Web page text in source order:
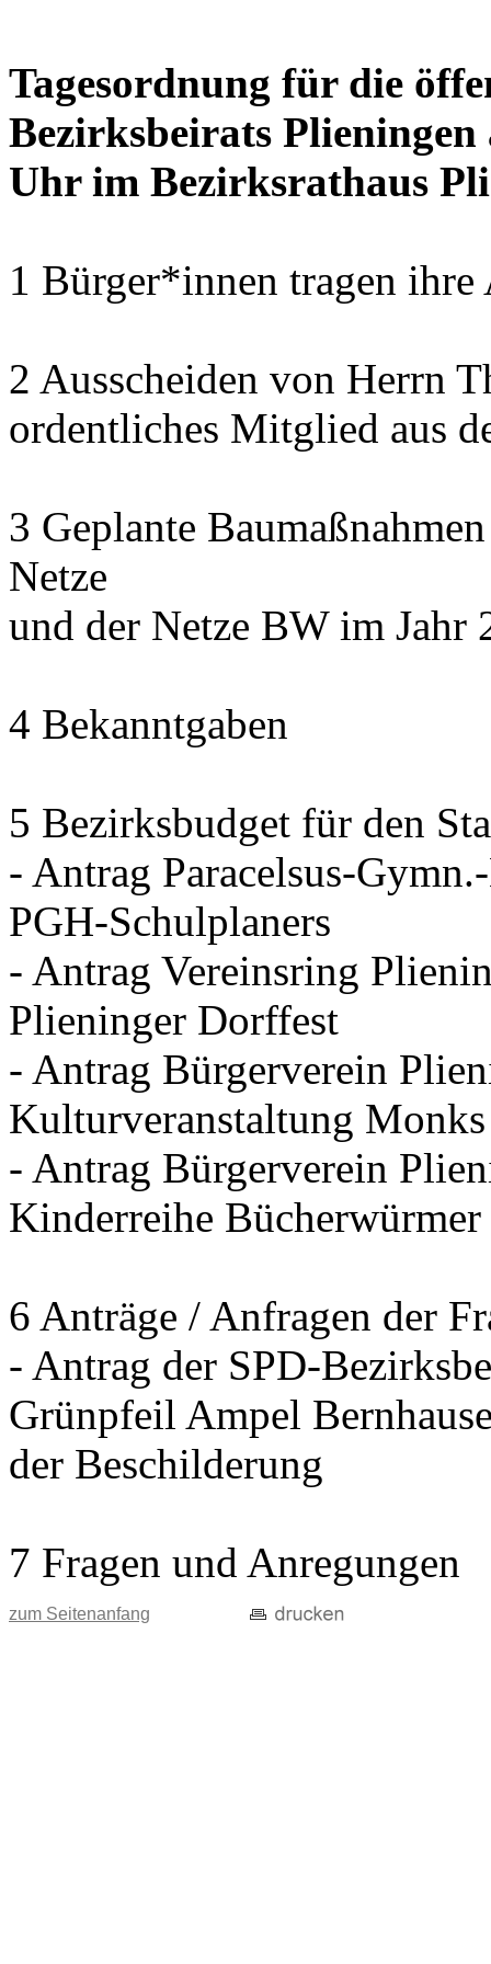
Tagesordnung für die
Bezirksbeirats
Uhr im Bezirksrathaus
1 Bürger*innen tragen
2 Ausscheiden von Herrn
ordentliches Mitglied aus
3 Geplante
Netze
und der Netze BW im Jahr
4 Bekanntgaben
5 Bezirksbudget für den
- Antrag Paracelsus-
PGH-Schulplaners
- Antrag Vereinsring
Plieninger Dorffest
- Antrag Bürgerverein
Kulturveranstaltung Monks
- Antrag Bürgerverein
Kinderreihe Bücherwürmer
6 Anträge / Anfragen der
- Antrag der SPD-
Grünpfeil Ampel
der Beschilderung
7 Fragen und Anregungen
zum Seitenanfang